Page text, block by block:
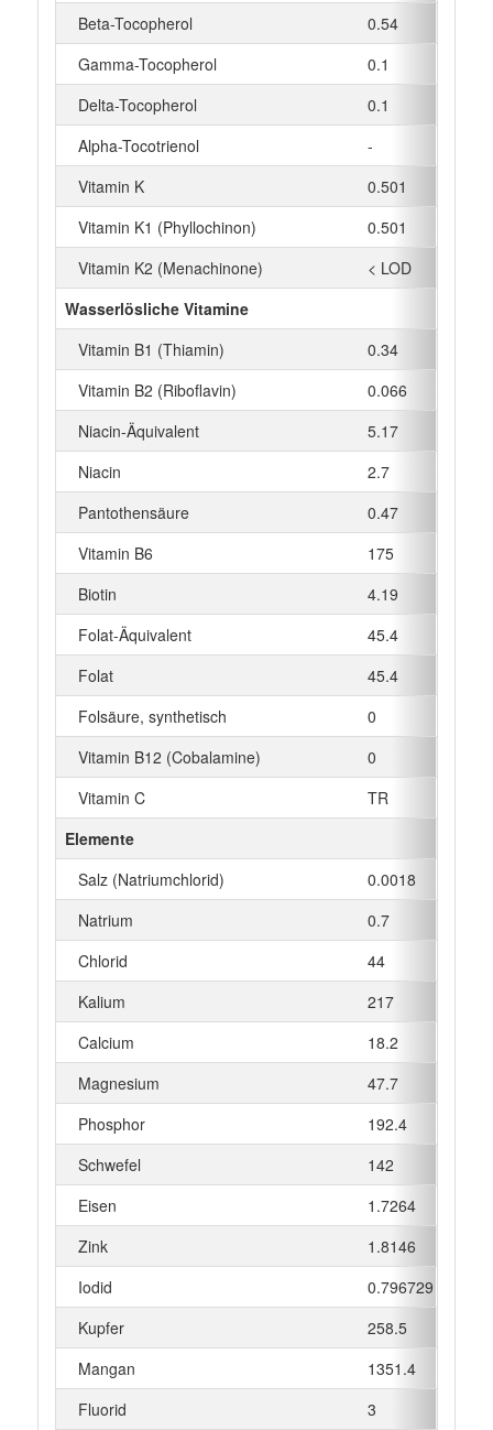
Beta-Tocopherol
0.54
Gamma-Tocopherol
0.1
Delta-Tocopherol
0.1
Alpha-Tocotrienol
-
Vitamin K
0.501
Vitamin K1 (Phyllochinon)
0.501
Vitamin K2 (Menachinone)
< LOD
Wasserlösliche Vitamine
Vitamin B1 (Thiamin)
0.34
Vitamin B2 (Riboflavin)
0.066
Niacin-Äquivalent
5.17
Niacin
2.7
Pantothensäure
0.47
Vitamin B6
175
Biotin
4.19
Folat-Äquivalent
45.4
Folat
45.4
Folsäure, synthetisch
0
Vitamin B12 (Cobalamine)
0
Vitamin C
TR
Elemente
Salz (Natriumchlorid)
0.0018
Natrium
0.7
Chlorid
44
Kalium
217
Calcium
18.2
Magnesium
47.7
Phosphor
192.4
Schwefel
142
Eisen
1.7264
Zink
1.8146
Iodid
0.796729
Kupfer
258.5
Mangan
1351.4
Fluorid
3